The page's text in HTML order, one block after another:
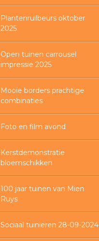
Plantenruilbeurs oktober
2025
Open tuinen carrousel
impressie 2025
Mooie borders prachtige
combinaties
Foto en film avond
Kerstdemonstratie
bloemschikken
100 jaar tuinen van Mien
Ruys
Sociaal tuinieren 28-09-2024